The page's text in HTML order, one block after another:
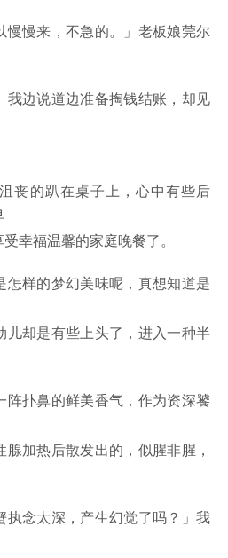
慢来，不急的。」老板娘莞尔
边说道边准备掏钱结账，却见
的趴在桌子上，心中有些后
幸福温馨的家庭晚餐了。
样的梦幻美味呢，真想知道是
儿却是有些上头了，进入一种半
扑鼻的鲜美香气，作为资深饕
加热后散发出的，似腥非腥，
念太深，产生幻觉了吗？」我